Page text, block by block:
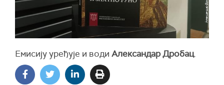
Емисију уређује и води Александар Дробац.